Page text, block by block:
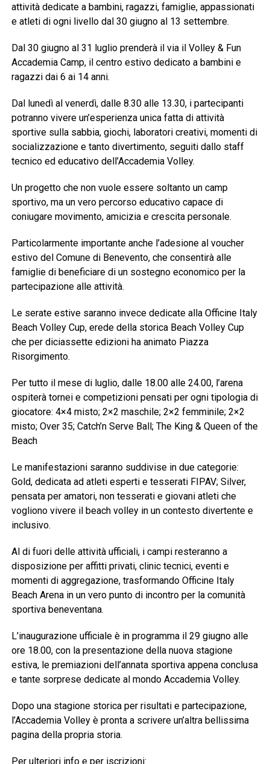
attività dedicate a bambini, ragazzi, famiglie, appassionati
e atleti di ogni livello dal 30 giugno al 13 settembre.
Dal 30 giugno al 31 luglio prenderà il via il Volley & Fun
Accademia Camp, il centro estivo dedicato a bambini e
ragazzi dai 6 ai 14 anni.
Dal lunedì al venerdì, dalle 8.30 alle 13.30, i partecipanti
potranno vivere un’esperienza unica fatta di attività
sportive sulla sabbia, giochi, laboratori creativi, momenti di
socializzazione e tanto divertimento, seguiti dallo staff
tecnico ed educativo dell’Accademia Volley.
Un progetto che non vuole essere soltanto un camp
sportivo, ma un vero percorso educativo capace di
coniugare movimento, amicizia e crescita personale.
Particolarmente importante anche l’adesione al voucher
estivo del Comune di Benevento, che consentirà alle
famiglie di beneficiare di un sostegno economico per la
partecipazione alle attività.
Le serate estive saranno invece dedicate alla Officine Italy
Beach Volley Cup, erede della storica Beach Volley Cup
che per diciassette edizioni ha animato Piazza
Risorgimento.
Per tutto il mese di luglio, dalle 18.00 alle 24.00, l’arena
ospiterà tornei e competizioni pensati per ogni tipologia di
giocatore: 4×4 misto; 2×2 maschile; 2×2 femminile; 2×2
misto; Over 35; Catch’n Serve Ball; The King & Queen of the
Beach
Le manifestazioni saranno suddivise in due categorie:
Gold, dedicata ad atleti esperti e tesserati FIPAV; Silver,
pensata per amatori, non tesserati e giovani atleti che
vogliono vivere il beach volley in un contesto divertente e
inclusivo.
Al di fuori delle attività ufficiali, i campi resteranno a
disposizione per affitti privati, clinic tecnici, eventi e
momenti di aggregazione, trasformando Officine Italy
Beach Arena in un vero punto di incontro per la comunità
sportiva beneventana.
L’inaugurazione ufficiale è in programma il 29 giugno alle
ore 18.00, con la presentazione della nuova stagione
estiva, le premiazioni dell’annata sportiva appena conclusa
e tante sorprese dedicate al mondo Accademia Volley.
Dopo una stagione storica per risultati e partecipazione,
l’Accademia Volley è pronta a scrivere un’altra bellissima
pagina della propria storia.
Per ulteriori info e per iscrizioni: